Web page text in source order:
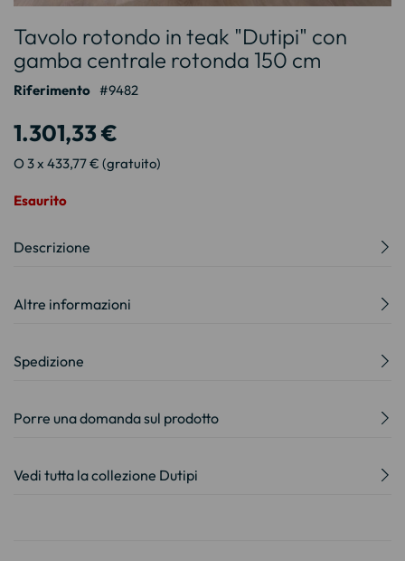
all'inizio
della
galleria
di
Tavolo rotondo in teak "Dutipi" con
gamba centrale rotonda 150 cm
Riferimento 9482
1.301,33 €
O 3 x 433,77 € (gratuito)
Esaurito
Descrizione
Altre informazioni
Spedizione
Porre una domanda sul prodotto
Vedi tutta la collezione Dutipi